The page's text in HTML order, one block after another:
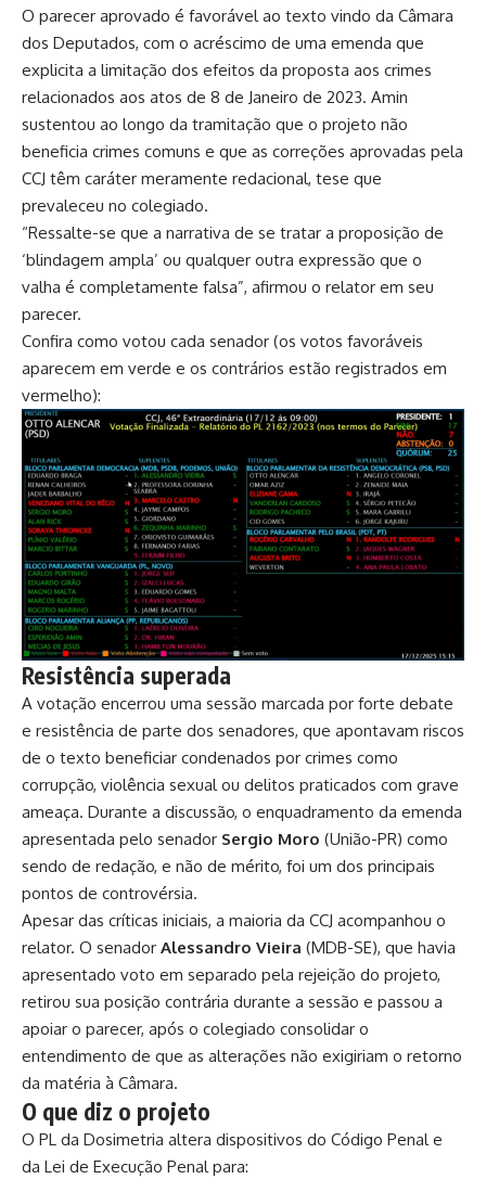
O parecer aprovado é favorável ao texto vindo da Câmara
dos Deputados, com o acréscimo de uma emenda que
explicita a limitação dos efeitos da proposta aos crimes
relacionados aos atos de 8 de Janeiro de 2023. Amin
sustentou ao longo da tramitação que o projeto não
beneficia crimes comuns e que as correções aprovadas pela
CCJ têm caráter meramente redacional, tese que
prevaleceu no colegiado.
“Ressalte-se que a narrativa de se tratar a proposição de
‘blindagem ampla’ ou qualquer outra expressão que o
valha é completamente falsa”, afirmou o relator em seu
parecer.
Confira como votou cada senador (os votos favoráveis
aparecem em verde e os contrários estão registrados em
vermelho):
Resistência superada
A votação encerrou uma sessão marcada por forte debate
e resistência de parte dos senadores, que apontavam riscos
de o texto beneficiar condenados por crimes como
corrupção, violência sexual ou delitos praticados com grave
ameaça. Durante a discussão, o enquadramento da emenda
apresentada pelo senador Sergio Moro (União-PR) como
sendo de redação, e não de mérito, foi um dos principais
pontos de controvérsia.
Apesar das críticas iniciais, a maioria da CCJ acompanhou o
relator. O senador Alessandro Vieira (MDB-SE), que havia
apresentado voto em separado pela rejeição do projeto,
retirou sua posição contrária durante a sessão e passou a
apoiar o parecer, após o colegiado consolidar o
entendimento de que as alterações não exigiriam o retorno
da matéria à Câmara.
O que diz o projeto
O PL da Dosimetria altera dispositivos do Código Penal e
da Lei de Execução Penal para: